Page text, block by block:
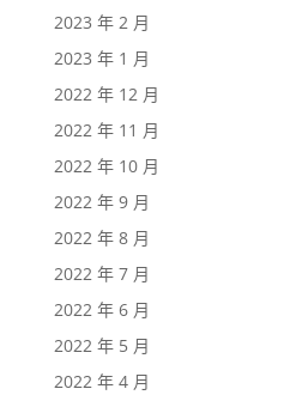
2023 年 2 月
2023 年 1 月
2022 年 12 月
2022 年 11 月
2022 年 10 月
2022 年 9 月
2022 年 8 月
2022 年 7 月
2022 年 6 月
2022 年 5 月
2022 年 4 月